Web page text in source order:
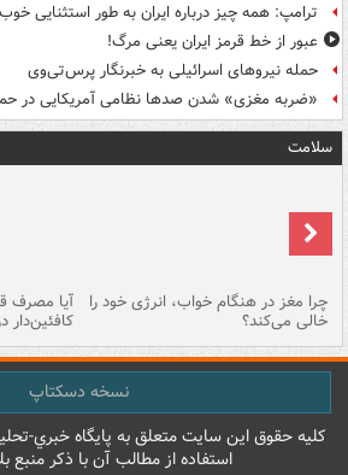
ترامپ: همه چیز درباره ایران به طور استثنایی
عبور از خط قرمز ایران یعنی مرگ!
حمله نیروهای اسرائیلی به خبرنگار پرس‌تی‌وی
«ضربه مغزی» شدن صدها نظامی آمریکایی در
سلامت
چرا مغز در هنگام خواب، انرژی خود را
خالی می‌کند؟
آیا مصرف
کافئین‌دار
نسخه دسکتاپ
کليه حقوق اين سايت متعلق به پایگاه خبري-
استفاده از مطالب آن با ذکر منبع